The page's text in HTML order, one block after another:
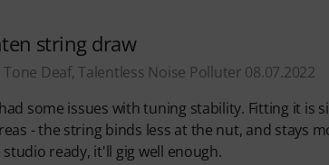
string draw
Deaf, Talentless Noise Polluter 08.07.2022
some issues with tuning stability. Fitting it is
- the string binds less at the nut, and stays
ready, it'll gig well enough.